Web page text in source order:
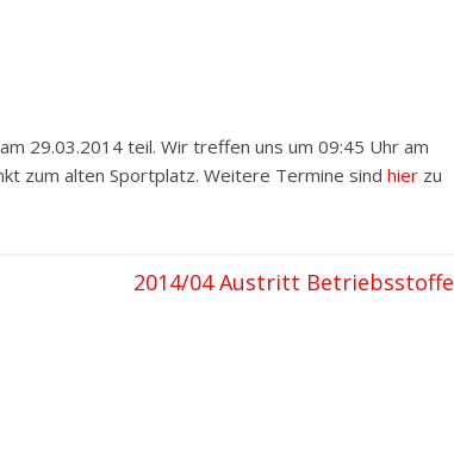
29.03.2014 teil. Wir treffen uns um 09:45 Uhr am
zum alten Sportplatz. Weitere Termine sind hier zu
2014/04 Austritt Betriebsstoffe